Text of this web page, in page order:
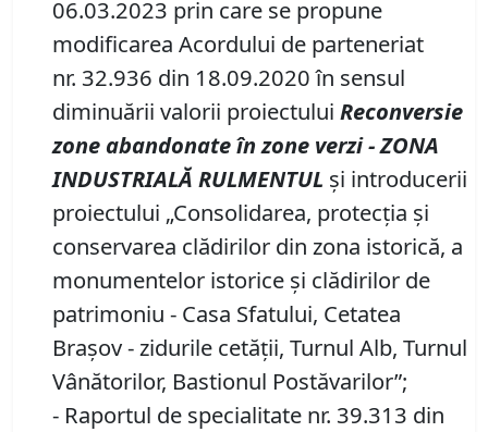
06.03.2023 prin care se propune
modificarea Acordului de parteneriat
nr. 32.936 din 18.09.2020 în sensul
diminuării valorii proiectului Reconversie
zone abandonateînzone verzi-ZONA
INDUSTRIALĂ RULMENTUL și introducerii
proiectului „Consolidarea, protecția și
conservarea clădirilor din zona istorică, a
monumentelor istorice și clădirilor de
patrimoniu - Casa Sfatului, Cetatea
Brașov - zidurile cetății, Turnul Alb, Turnul
Vânătorilor, Bastionul Postăvarilor”;
- Raportul de specialitate nr. 39.313 din